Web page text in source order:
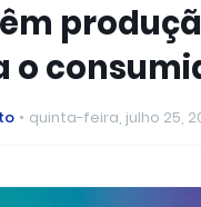
o
quinta-feira, julho 25,